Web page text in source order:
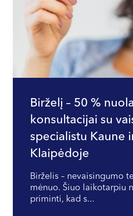
Birželį – 50 %
konsultacijai su
specialistu Kaune
Klaipėdoje
Birželis – nevaisingumo
mėnuo. Šiuo laikotarpiu
priminti, kad s...